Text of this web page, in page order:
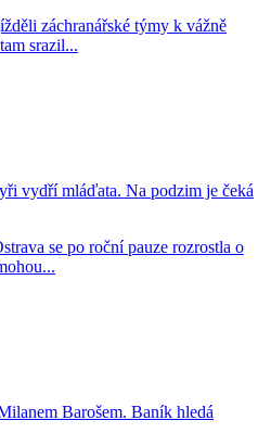
záchranářské týmy k vážně
srazil...
vydří mláďata. Na podzim je čeká
se po roční pauze rozrostla o
Barošem. Baník hledá